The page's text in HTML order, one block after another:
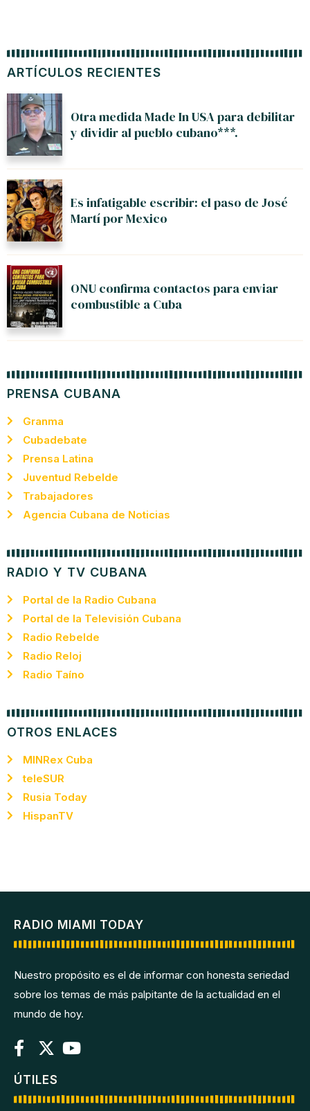
ARTÍCULOS RECIENTES
Otra medida Made In USA para debilitar
y dividir al pueblo cubano***.
Es infatigable escribir: el paso de José
Martí por Mexico
ONU confirma contactos para enviar
combustible a Cuba
PRENSA CUBANA
Granma
Cubadebate
Prensa Latina
Juventud Rebelde
Trabajadores
Agencia Cubana de Noticias
RADIO Y TV CUBANA
Portal de la Radio Cubana
Portal de la Televisión Cubana
Radio Rebelde
Radio Reloj
Radio Taíno
OTROS ENLACES
MINRex Cuba
teleSUR
Rusia Today
HispanTV
RADIO MIAMI TODAY
Nuestro propósito es el de informar con honesta seriedad
sobre los temas de más palpitante de la actualidad en el
mundo de hoy.
ÚTILES